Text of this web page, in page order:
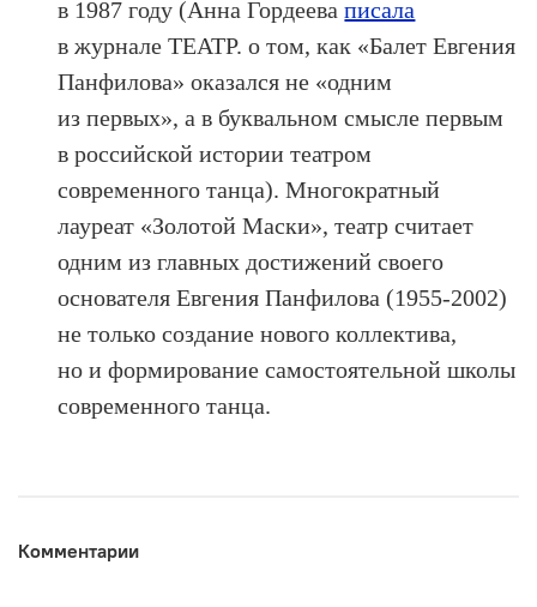
в 1987 году (Анна Гордееваписала
в журнале ТЕАТР. о том, как «Балет Евгения
Панфилова» оказался не «одним
из первых», а в буквальном смысле первым
в российской истории театром
современного танца). Многократный
лауреат «Золотой Маски», театр считает
одним из главных достижений своего
основателя Евгения Панфилова (1955-2002)
не только создание нового коллектива,
но и формирование самостоятельной школы
современного танца.
Комментарии